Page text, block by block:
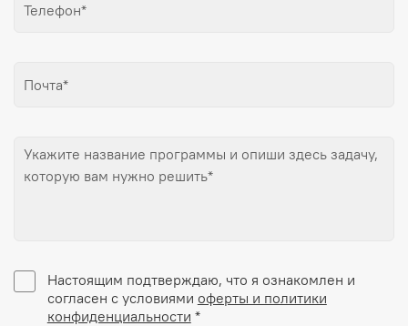
Настоящим подтверждаю, что я ознакомлен и
согласен с условиями оферты и политики
конфиденциальности *